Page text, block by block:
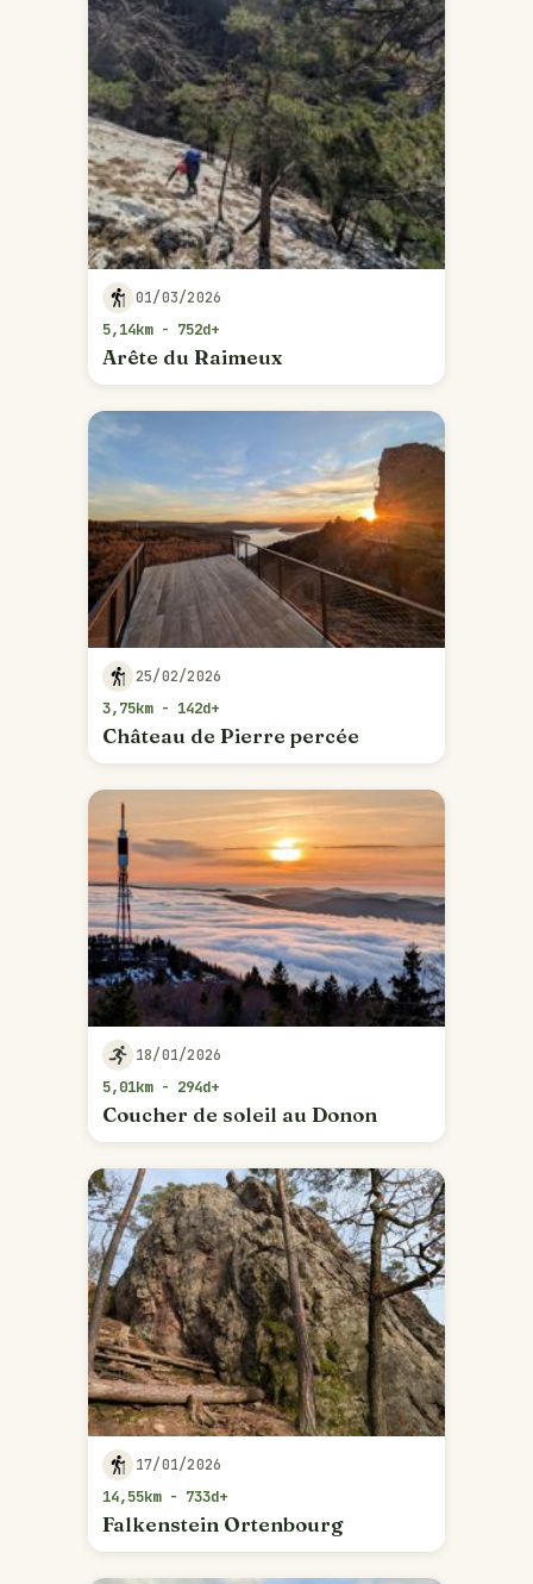
01/03/2026
5,14km - 752d+
Arête du Raimeux
25/02/2026
3,75km - 142d+
Château de Pierre percée
18/01/2026
5,01km - 294d+
Coucher de soleil au Donon
17/01/2026
14,55km - 733d+
Falkenstein Ortenbourg